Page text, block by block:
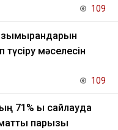
109
зымырандарын
мәселесін
109
71% ы сайлауда
парызы